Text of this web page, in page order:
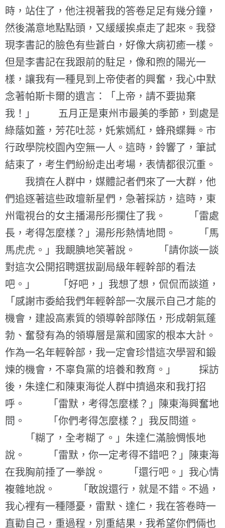
時，站住了，他注視著我的答卷足足有幾分鐘，
然後滿意地點點頭，又緩緩挨桌走了起來。我發
現李書記的臉色有些蒼白，好像大病初癒一樣。
但是李書記在我跟前的駐足，像和煦的陽光一
樣，讓我有一種見到上帝使者的興奮，我心中默
念著帕斯卡爾的遺言：「上帝，請不要拋棄
我！」 五月正是東州市最美的季節，到處是
綠蔭如蓋，芳花吐蕊，奼紫嫣紅，蜂飛蝶舞。市
行政學院校園內空無一人。這時，鈴響了，筆試
結束了，考生們紛紛走出考場，表情都很沉重。
我擠在人群中，媒體記者們來了一大群，他
們追逐著這些政壇新星們，急著採訪，這時，東
州電視台的女主播湯彤彤攔住了我。 「雷處
長，考得怎麼樣？」湯彤彤熱情地問。 「馬
馬虎虎。」我靦腆地笑著說。 「請你談一談
對這次公開招聘選拔副局級年輕幹部的看法
吧。」 「好吧，」我想了想，侃侃而談道，
「感謝市委給我們年輕幹部一次展示自己才能的
機會，建設高素質的領導幹部隊伍，形成朝氣蓬
勃、奮發有為的領導層是黨和國家的根本大計。
作為一名年輕幹部，我一定會珍惜這次學習和鍛
煉的機會，不辜負黨的培養和教育。」 採訪
後，朱達仁和陳東海從人群中擠過來和我打招
呼。 「雷默，考得怎麼樣？」陳東海興奮地
問。 「你們考得怎麼樣？」我反問道。
「糊了，全考糊了。」朱達仁滿臉惆悵地
說。 「雷默，你一定考得不錯吧？」陳東海
在我胸前捶了一拳說。 「還行吧。」我心情
複雜地說。 「敢說還行，就是不錯。不過，
我心裡有一種隱憂，雷默、達仁，我在答卷時一
直勸自己，重過程，別重結果，我希望你們倆也